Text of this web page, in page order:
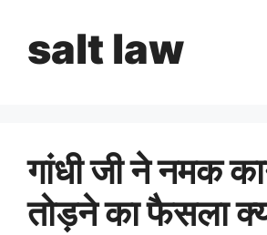
salt law
गांधी जी ने नमक
तोड़ने का फैसला